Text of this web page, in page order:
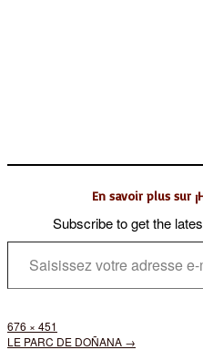
En savoir plus sur
Subscribe to get the
Saisissez votre adresse e-mail…
Full
size
676 × 451
Post
LE PARC DE DOÑANA →